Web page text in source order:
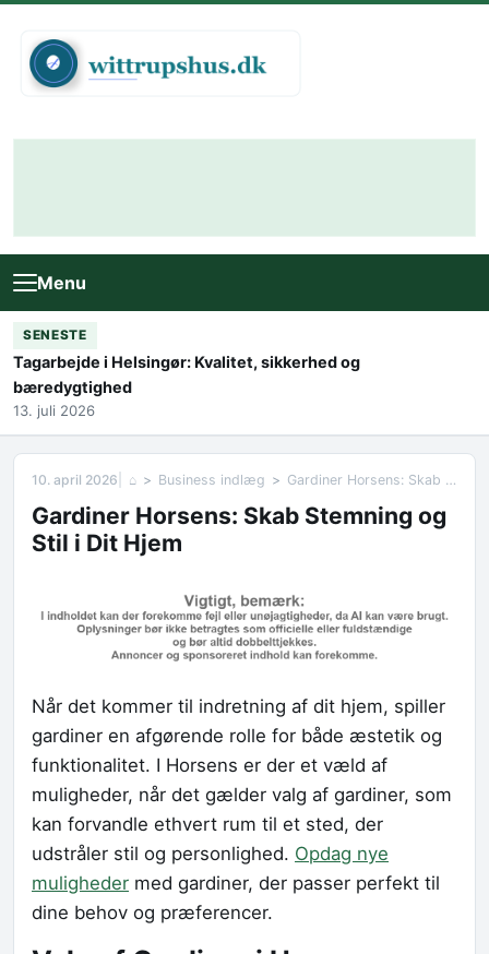
Menu
SENESTE
Tagarbejde i Helsingør: Kvalitet, sikkerhed og
bæredygtighed
13. juli 2026
10. april 2026 ⌂ Business indlæg Gardiner Horsens: Skab Stemning og Stil i Dit Hjem
Gardiner Horsens: Skab Stemning og
Stil i Dit Hjem
Når det kommer til indretning af dit hjem, spiller
gardiner en afgørende rolle for både æstetik og
funktionalitet. I Horsens er der et væld af
muligheder, når det gælder valg af gardiner, som
kan forvandle ethvert rum til et sted, der
udstråler stil og personlighed. Opdag nye
muligheder med gardiner, der passer perfekt til
dine behov og præferencer.